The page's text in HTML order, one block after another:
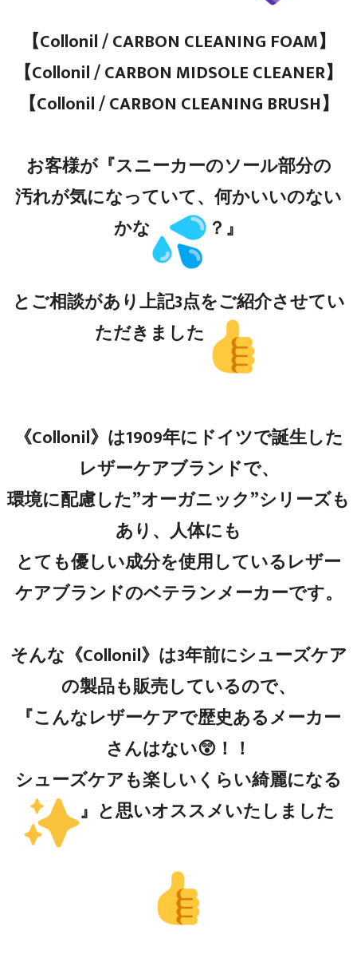
【Collonil / CARBON CLEANING FOAM】
【Collonil / CARBON MIDSOLE CLEANER】
【Collonil / CARBON CLEANING BRUSH】
お客様が『スニーカーのソール部分の
汚れが気になっていて、何かいいのない
かな
？』
とご相談があり上記3点をご紹介させてい
ただきました
《Collonil》は1909年にドイツで誕生した
レザーケアブランドで、
環境に配慮した”オーガニック”シリーズも
あり、人体にも
とても優しい成分を使用しているレザー
ケアブランドのベテランメーカーです。
そんな《Collonil》は3年前にシューズケア
の製品も販売しているので、
『こんなレザーケアで歴史あるメーカー
さんはない😲！！
シューズケアも楽しいくらい綺麗になる
』と思いオススメいたしました